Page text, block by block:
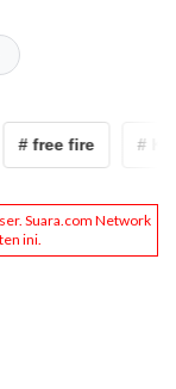
# free fire #